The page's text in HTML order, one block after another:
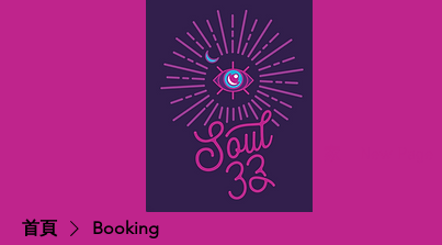
首頁 Booking